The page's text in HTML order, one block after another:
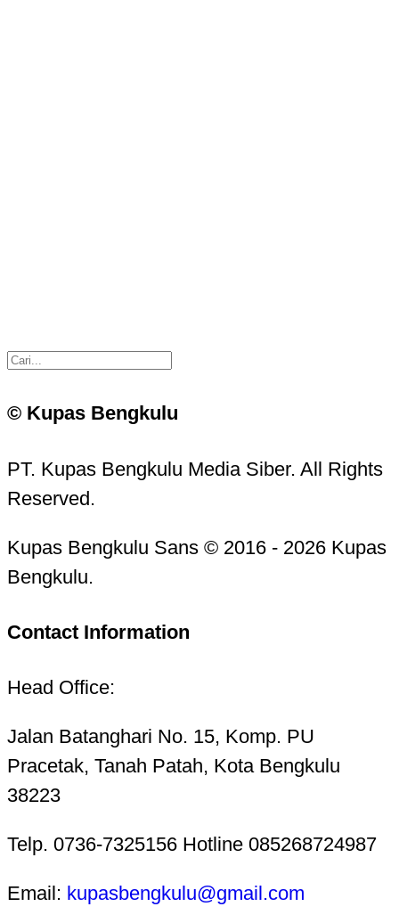
© Kupas Bengkulu
PT. Kupas Bengkulu Media Siber. All Rights
Reserved.
Kupas Bengkulu Sans © 2016 - 2026 Kupas
Bengkulu.
Contact Information
Head Office:
Jalan Batanghari No. 15, Komp. PU
Pracetak, Tanah Patah, Kota Bengkulu
38223
Telp. 0736-7325156 Hotline 085268724987
Email: kupasbengkulu@gmail.com